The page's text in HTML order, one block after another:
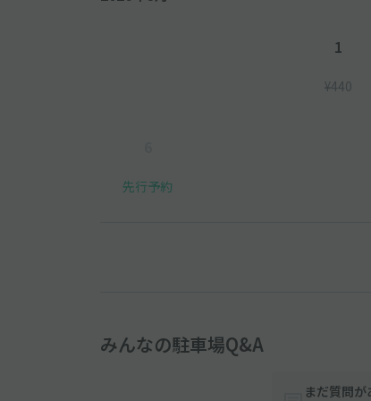
1
¥440
先行予約
みんなの駐車場Q&A
まだ質問